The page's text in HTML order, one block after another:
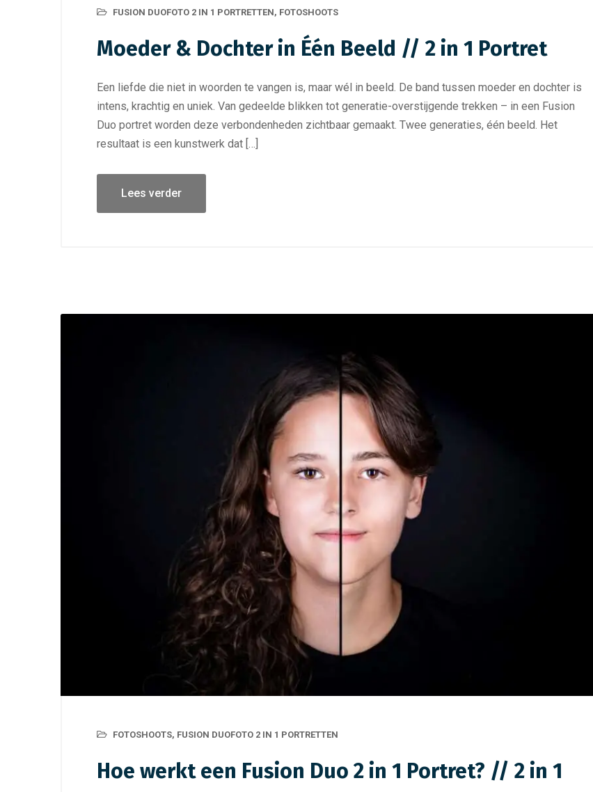
FUSION DUOFOTO 2 IN 1 PORTRETTEN, FOTOSHOOTS
Moeder & Dochter in Één Beeld // 2 in 1 Portret
Een liefde die niet in woorden te vangen is, maar wél in beeld. De band tussen moeder en dochter is
intens, krachtig en uniek. Van gedeelde blikken tot generatie-overstijgende trekken – in een Fusion
Duo portret worden deze verbondenheden zichtbaar gemaakt. Twee generaties, één beeld. Het
resultaat is een kunstwerk dat […]
Lees verder
FOTOSHOOTS, FUSION DUOFOTO 2 IN 1 PORTRETTEN
Hoe werkt een Fusion Duo 2 in 1 Portret? // 2 in 1